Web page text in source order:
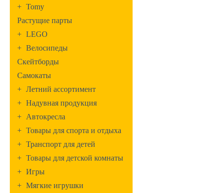
+ Tomy
Растущие парты
+ LEGO
+ Велосипеды
Скейтборды
Самокаты
+ Летний ассортимент
+ Надувная продукция
+ Автокресла
+ Товары для спорта и отдыха
+ Транспорт для детей
+ Товары для детской комнаты
+ Игры
+ Мягкие игрушки